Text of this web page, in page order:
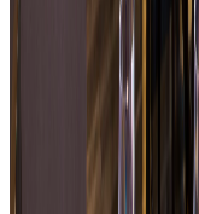
Cucina fresca,